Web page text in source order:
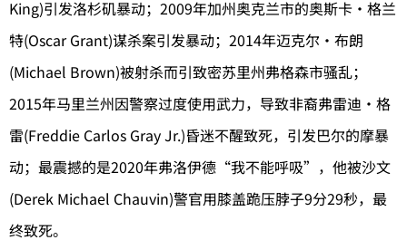
King)引发洛杉矶暴动；2009年加州奥克兰市的奥斯卡·格兰
特(Oscar Grant)谋杀案引发暴动；2014年迈克尔·布朗
(Michael Brown)被射杀而引致密苏里州弗格森市骚乱；
2015年马里兰州因警察过度使用武力，导致非裔弗雷迪·格
雷(Freddie Carlos Gray Jr.)昏迷不醒致死，引发巴尔的摩暴
动；最震撼的是2020年弗洛伊德“我不能呼吸”，他被沙文
(Derek Michael Chauvin)警官用膝盖跪压脖子9分29秒，最
终致死。